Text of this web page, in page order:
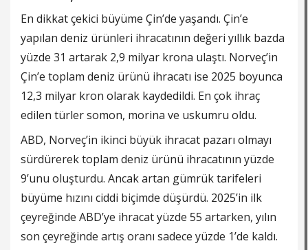
En dikkat çekici büyüme Çin’de yaşandı. Çin’e
yapılan deniz ürünleri ihracatının değeri yıllık bazda
yüzde 31 artarak 2,9 milyar krona ulaştı. Norveç’in
Çin’e toplam deniz ürünü ihracatı ise 2025 boyunca
12,3 milyar kron olarak kaydedildi. En çok ihraç
edilen türler somon, morina ve uskumru oldu.
ABD, Norveç’in ikinci büyük ihracat pazarı olmayı
sürdürerek toplam deniz ürünü ihracatının yüzde
9’unu oluşturdu. Ancak artan gümrük tarifeleri
büyüme hızını ciddi biçimde düşürdü. 2025’in ilk
çeyreğinde ABD’ye ihracat yüzde 55 artarken, yılın
son çeyreğinde artış oranı sadece yüzde 1’de kaldı.